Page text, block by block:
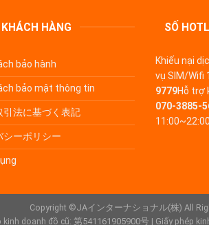
HÀNG
bảo hành
bảo mật thông tin
引法に基づく表記
シーポリシー
SỐ
Khiếu nại
vụ SIM/Wifi
9779Hỗ trợ
070-3885-
11:00~22:00
Copyright ©JAインターナショナル(株) All
kinh doanh đồ cũ: 第541161905900号 | Giấy phép